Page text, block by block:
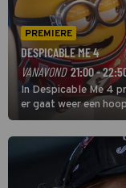
PREMIERE
DESPICABLE ME 4
VANAVOND 21:00 -
In Despicable Me 4
er gaat weer een